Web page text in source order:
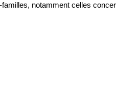
notamment celles